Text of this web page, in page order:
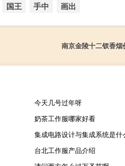
国王 手中 画出
南京金陵十二钗香
今天几号过年呀
奶茶工作服哪家好看
集成电路设计与集成系统是什
台北工作服产品介绍